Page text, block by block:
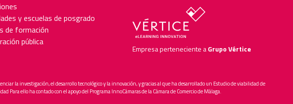
y escuelas de posgrado
de formación
pública
Empresa perteneciente aGrupo Vértice
la investigación, el desarrollo tecnológico y la innovación, y gracias al que ha desarrollado un Estudio de viabilidad de
ello ha contado con el apoyo del Programa InnoCámaras de la Cámara de Comercio de Málaga.